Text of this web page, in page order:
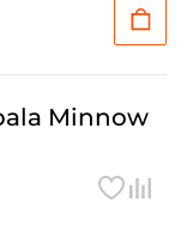
Minnow